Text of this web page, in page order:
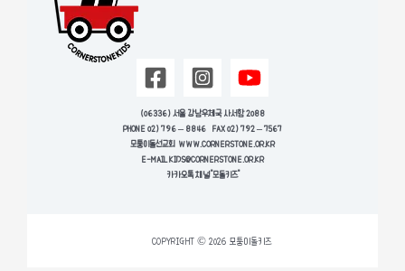
(06336) 서울 강남우체국 사서함 2088
PHONE 02) 796 – 8846 FAX 02) 792 – 7567
모퉁이돌선교회 WWW.CORNERSTONE.OR.KR
E-MAILKIDS@CORNERSTONE.OR.KR
카카오톡 채널 “모돌키즈”
COPYRIGHT © 2026 모퉁이돌키즈